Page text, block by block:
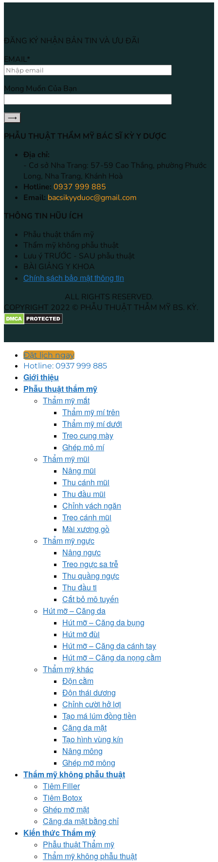
ĐĂNG KÝ NHẬN BẢN TIN VÀ ƯU ĐÃI
EMAIL*
Mong Muốn Của Bạn
PHẪU THUẬT THẨM MỸ BÁC SĨ KỲ Y DƯỢC
Địa chỉ:
- Cơ sở Nha Trang: 57-59 Cao Thắng, phường Phước
Long, Nha Trang, Khánh Hoà
Hotline: 0937 999 885
Email: bacsikyyduoc@gmail.com
THÔNG TIN HŨU ÍCH
Phẫu thuật thẩm mỹ
Thẩm mỹ không phẫu thuật
Lưu ý TRƯỚC - SAU phẫu thuật
BÀI GIẢNG Y KHOA
Chính sách bảo mật thông tin
ALL RIGHTS RESERVED.
COPYRIGHT 2022 © PHẪU THUẬT THẪM MỸ BS. KỲ.
Đặt lịch ngay
Hotline: 0937 999 885
Giới thiệu
Phẫu thuật thẩm mỹ
Thẩm mỹ mắt
Thẩm mỹ mí trên
Thẩm mỹ mí dưới
Treo cung mày
Ghép mô mí
Thẩm mỹ mũi
Nâng mũi
Thu cánh mũi
Thu đầu mũi
Chỉnh vách ngăn
Treo cánh mũi
Mài xương gồ
Thẩm mỹ ngực
Nâng ngực
Treo ngực sa trễ
Thu quầng ngực
Thu đầu ti
Cắt bỏ mô tuyến
Hút mỡ – Căng da
Hút mỡ – Căng da bụng
Hút mỡ đùi
Hút mỡ – Căng da cánh tay
Hút mỡ – Căng da nọng cằm
Thẩm mỹ khác
Độn cằm
Độn thái dương
Chỉnh cười hở lợi
Tạo má lúm đồng tiền
Căng da mặt
Tạo hình vùng kín
Nâng mông
Ghép mỡ mông
Thẩm mỹ không phẫu thuật
Tiêm Filler
Tiêm Botox
Ghép mỡ mặt
Căng da mặt bằng chỉ
Kiến thức Thẩm mỹ
Phẫu thuật Thẩm mỹ
Thẩm mỹ không phẫu thuật